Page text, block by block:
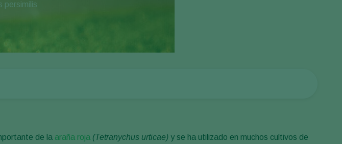
France
persimilis
de la araña roja (Tetranychus urticae) y se ha utilizado en muchos cultivos de